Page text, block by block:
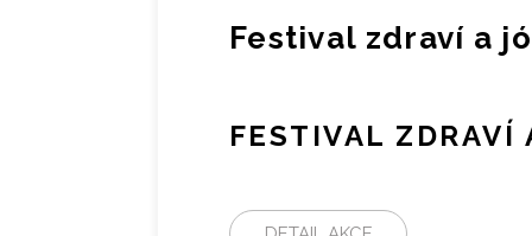
Festival zdraví a
FESTIVAL ZDRAVÍ